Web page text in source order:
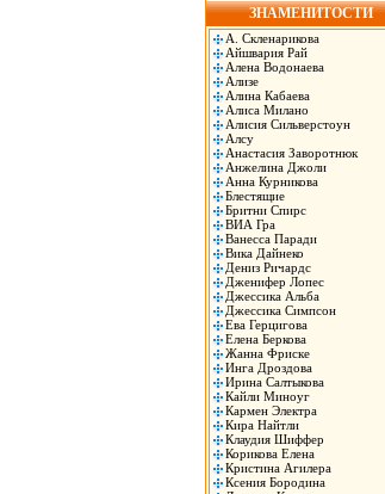
ЗНАМЕНИТОСТИ
А. Скленарикова
Айшвария Рай
Алена Водонаева
Ализе
Алина Кабаева
Алиса Милано
Алисия Сильверстоун
Алсу
Анастасия Заворотнюк
Анжелина Джоли
Анна Курникова
Блестящие
Бритни Спирс
ВИА Гра
Ванесса Паради
Вика Дайнеко
Дениз Ричардс
Дженифер Лопес
Джессика Альба
Джессика Симпсон
Ева Герцигова
Елена Беркова
Жанна Фриске
Инга Дроздова
Ирина Салтыкова
Кайли Миноуг
Кармен Электра
Кира Найтли
Клаудия Шиффер
Корикова Елена
Кристина Агилера
Ксения Бородина